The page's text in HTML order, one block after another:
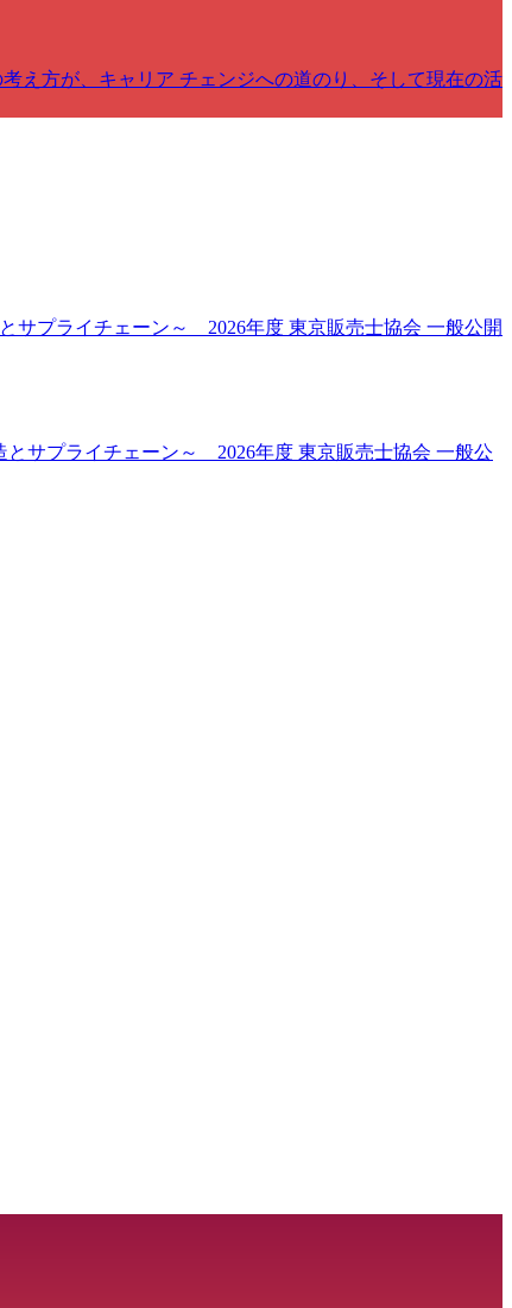
え方が、キャリア チェンジへの道のり、そして現在の活
サプライチェーン～ 2026年度 東京販売士協会 一般公開
サプライチェーン～ 2026年度 東京販売士協会 一般公